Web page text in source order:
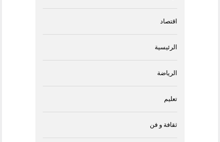
اقتصاد
الرئيسية
الرياضة
تعليم
ثقافة و فن